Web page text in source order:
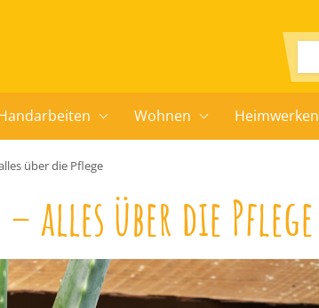
Wohnen Heimwerken
über die Pflege
alles über die Pflege